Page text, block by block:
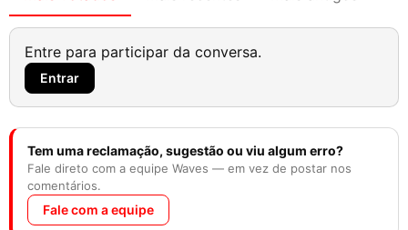
Entre para participar da conversa.
Entrar
Tem uma reclamação, sugestão ou viu algum erro?
Fale direto com a equipe Waves — em vez de postar nos
comentários.
Fale com a equipe